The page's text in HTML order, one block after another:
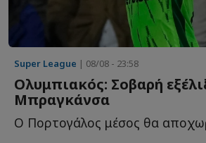
Super League | 08/08 - 23:58
Ολυμπιακός: Σοβαρή
Μπραγκάνσα
Ο Πορτογάλος μέσος θα